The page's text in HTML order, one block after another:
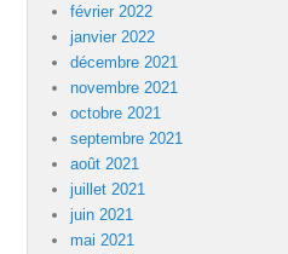
février 2022
janvier 2022
décembre 2021
novembre 2021
octobre 2021
septembre 2021
août 2021
juillet 2021
juin 2021
mai 2021